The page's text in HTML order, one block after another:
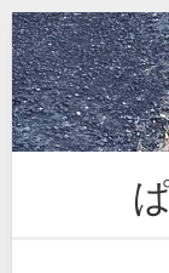
Skip
to
content